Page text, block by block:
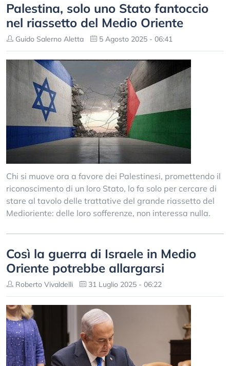
Palestina, solo uno Stato fantoccio
nel riassetto del Medio Oriente
Guido Salerno Aletta 5 Agosto 2025 - 06:41
Chi si muove ora a favore dei Palestinesi, promettendo il
riconoscimento di un loro Stato, lo fa solo per cercare di
stare al tavolo delle trattative del grande riassetto del
Medioriente: delle loro sofferenze, non interessa nulla.
Così la guerra di Israele in Medio
Oriente potrebbe allargarsi
Roberto Vivaldelli 31 Luglio 2025 - 06:22